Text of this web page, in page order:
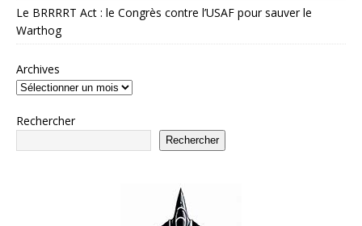
Le BRRRRT Act : le Congrès contre l’USAF pour sauver le
Warthog
Archives
Rechercher
Rechercher